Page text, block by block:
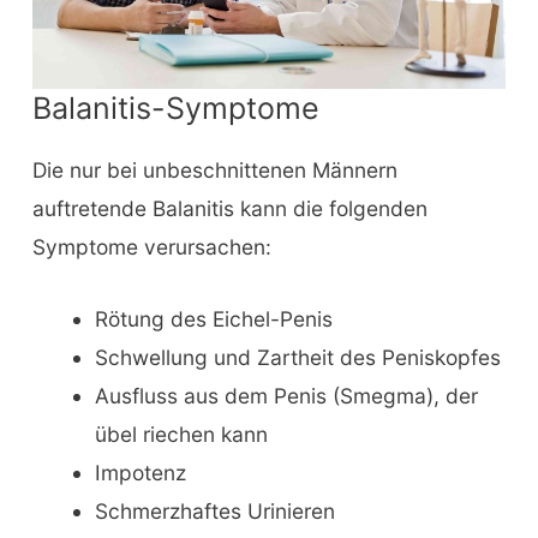
Balanitis-Symptome
Die nur bei unbeschnittenen Männern
auftretende Balanitis kann die folgenden
Symptome verursachen:
Rötung des Eichel-Penis
Schwellung und Zartheit des Peniskopfes
Ausfluss aus dem Penis (Smegma), der
übel riechen kann
Impotenz
Schmerzhaftes Urinieren